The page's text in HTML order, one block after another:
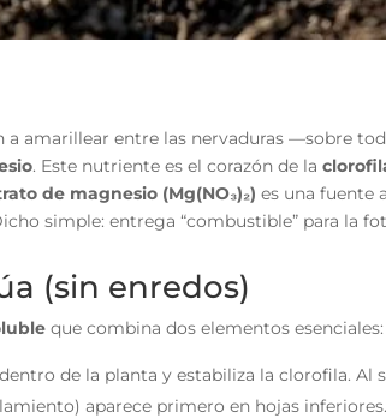
a amarillear entre las nervaduras —sobre
. Este nutriente es el corazón de la
de magnesio (Mg(NO₃)₂) es una fuente
simple: entrega “combustible” para la
(sin enredos)
que combina dos elementos esenciales:
de la planta y estabiliza la clorofila. Al
aparece primero en hojas inferiores.